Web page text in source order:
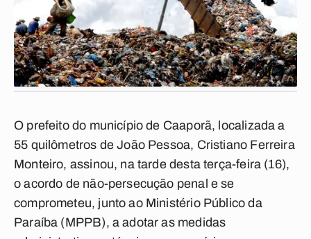
O prefeito do município de Caaporã, localizada a
55 quilômetros de João Pessoa, Cristiano Ferreira
Monteiro, assinou, na tarde desta terça-feira (16),
o acordo de não-persecução penal e se
comprometeu, junto ao Ministério Público da
Paraíba (MPPB), a adotar as medidas